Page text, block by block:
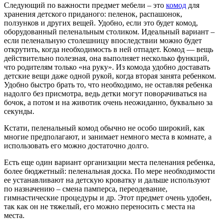
Следующий по важности предмет мебели – это комод для
хранения детского приданого: пеленок, распашонок,
ползунков и других вещей. Удобно, если это будет комод,
оборудованный пеленальным столиком. Идеальный вариант –
если пеленальную столешницу впоследствии можно будет
открутить, когда необходимость в ней отпадет. Комод — вещь
действительно полезная, она выполняет несколько функций,
что родителям только «на руку». Из комода удобно доставать
детские вещи даже одной рукой, когда вторая занята ребенком.
Удобно быстро брать то, что необходимо, не оставляя ребенка
надолго без присмотра, ведь детки могут поворачиваться на
бочок, а потом и на животик очень неожиданно, буквально за
секунды.
Кстати, пеленальный комод обычно не особо широкий, как
многие предполагают, и занимает немного места в комнате, а
использовать его можно достаточно долго.
Есть еще один вариант организации места пеленания ребенка,
более бюджетный: пеленальная доска. По мере необходимости
ее устанавливают на детскую кроватку и дальше используют
по назначению – смена памперса, переодевание,
гимнастические процедуры и др. Этот предмет очень удобен,
так как он не тяжелый, его можно переносить с места на
места.